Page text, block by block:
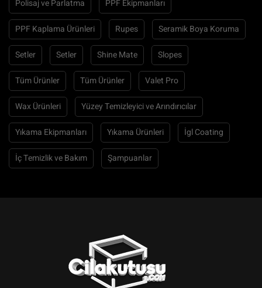
Polisaj ve Parlatma PPF Ekipmanları
PPF Kaplama Ürünleri Rupes Seramik Boya Koruma
Setler Setler Shine Mate Slopes
Tüm Ürünler Tüm Ürünler Valet Pro
Wax Ürünleri Yüzey Temizleyici ve Arındırıcılar
Yıkama Ekipmanları Yıkama Ürünleri İgl Coating
İç Temizlik ve Bakım Şampuanlar